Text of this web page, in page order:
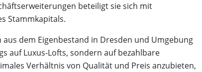
beteiligt sie sich mit
Stammkapitals.
dem Eigenbestand in Dresden und Umgebung
auf Luxus-Lofts, sondern auf bezahlbare
Verhältnis von Qualität und Preis anzubieten,